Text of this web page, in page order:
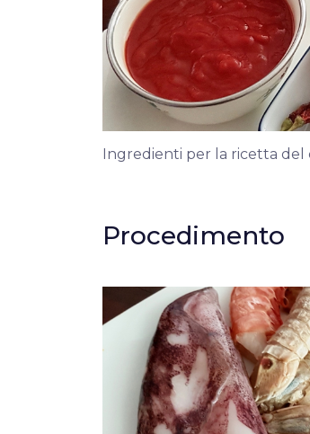
Ingredienti per la ricetta del
Procedimento